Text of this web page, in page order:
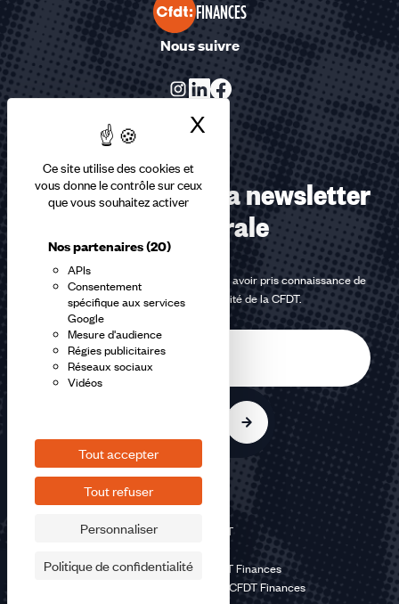
Ce site utilise des cookies et
vous donne le contrôle sur ceux
que vous souhaitez activer
Nos partenaires(20)
APIs
Consentement
spécifique aux services
Google
Mesure d'audience
Régies publicitaires
Réseaux sociaux
Vidéos
Tout accepter
Tout refuser
Personnaliser
Politique de confidentialité
X Masquer le
FINANCES
Nous suivre
Abonnez-vous à la newsletter
confédérale
En m'inscrivant à la newsletter, j'affirme avoir pris connaissance de
lapolitique de confidentialité de la CFDT.
©2026 CFDT
Mentions légales CFDT Finances
Politique de confidentialité CFDT Finances